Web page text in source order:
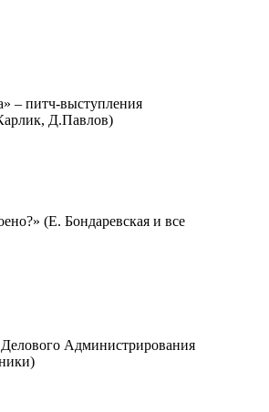
– питч-выступления
Д.Павлов)
(Е. Бондаревская и все
Администрирования